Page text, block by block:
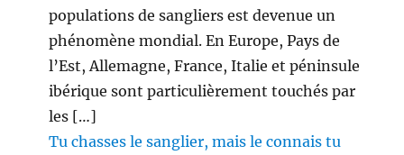
populations de sangliers est devenue un
phénomène mondial. En Europe, Pays de
l’Est, Allemagne, France, Italie et péninsule
ibérique sont particulièrement touchés par
les […]
Tu chasses le sanglier, mais le connais tu